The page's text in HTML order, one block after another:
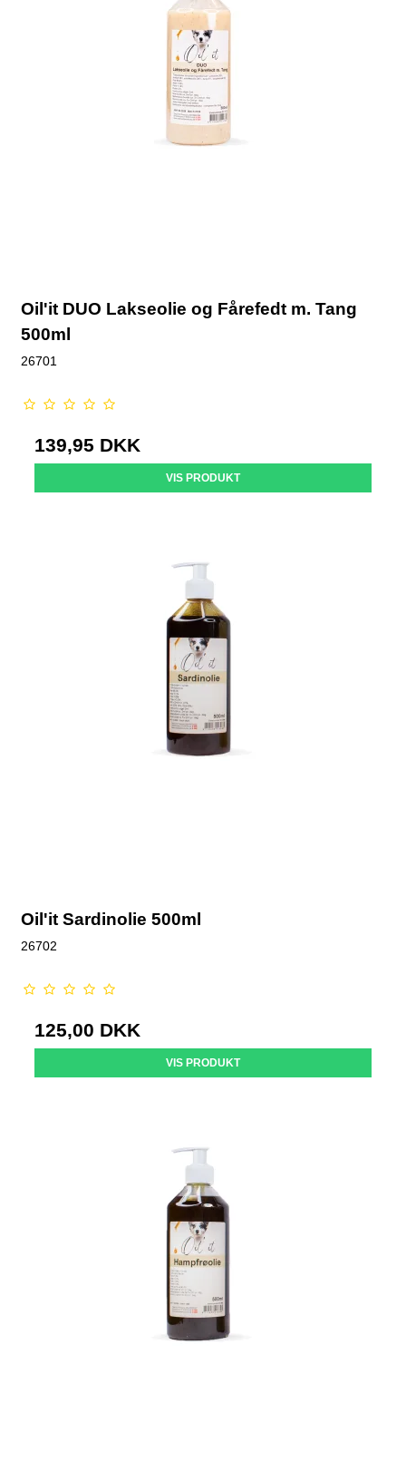
Oil'it DUO Lakseolie og Fårefedt m. Tang
500ml
26701
139,95 DKK
VIS PRODUKT
Oil'it Sardinolie 500ml
26702
125,00 DKK
VIS PRODUKT